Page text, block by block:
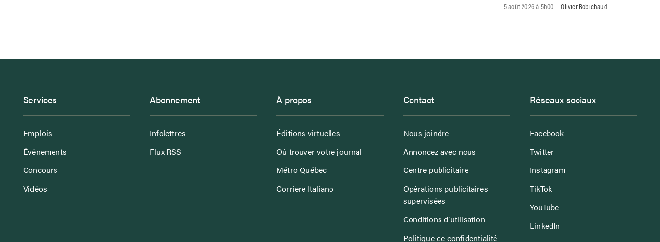
5 août 2026 à 5h00 -Olivier Robichaud
Services
Emplois
Événements
Concours
Vidéos
Abonnement
Infolettres
Flux RSS
À propos
Éditions virtuelles
Où trouver votre journal
Métro Québec
Corriere Italiano
Contact
Nous joindre
Annoncez avec nous
Centre publicitaire
Opérations publicitaires
supervisées
Conditions d’utilisation
Politique de confidentialité
Réseaux sociaux
Facebook
Twitter
Instagram
TikTok
YouTube
LinkedIn